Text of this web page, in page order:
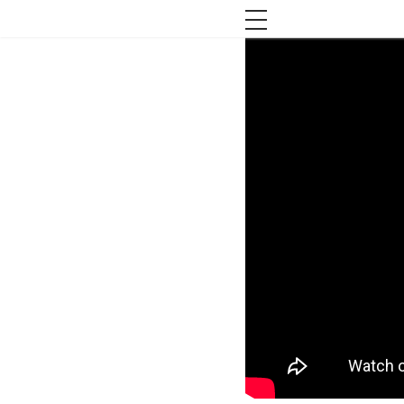
toggle navigation